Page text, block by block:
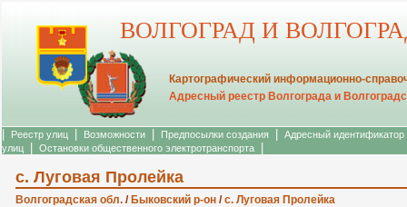
ВОЛГОГРАД И
Картографический информационно-
Адресный реестр Волгограда и
Реестр улиц Возможности Предпосылки создания
Адресный идентификатор
улиц
Остановки общественного электротранспорта
с. Луговая Пролейка
Волгоградская обл. / Быковский р-он /с. Луговая Пролейка